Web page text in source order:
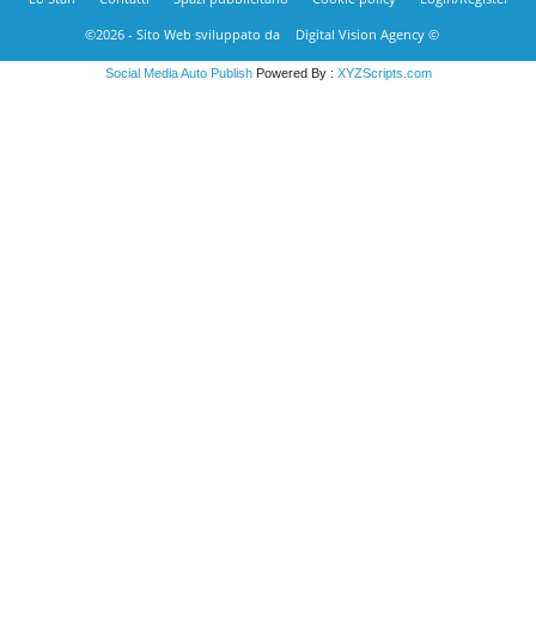
©2026 - Sito Web sviluppato da
Digital Vision Agency ©
Social Media Auto PublishPowered By : XYZScripts.com